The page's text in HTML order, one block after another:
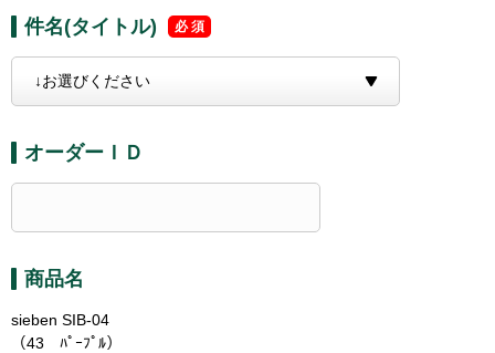
件名(タイトル)
オーダーＩＤ
商品名
sieben SIB-04
（43 ﾊﾟｰﾌﾟﾙ）